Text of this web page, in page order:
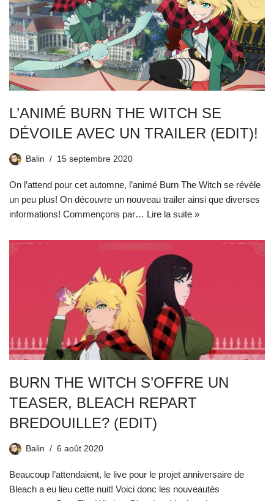
L’ANIMÉ BURN THE WITCH SE
DÉVOILE AVEC UN TRAILER (EDIT)!
Balin 15 septembre 2020
On l’attend pour cet automne, l’animé Burn The Witch se révèle
un peu plus! On découvre un nouveau trailer ainsi que diverses
informations! Commençons par… Lire la suite »
BURN THE WITCH S’OFFRE UN
TEASER, BLEACH REPART
BREDOUILLE? (EDIT)
Balin 6 août 2020
Beaucoup l’attendaient, le live pour le projet anniversaire de
Bleach a eu lieu cette nuit! Voici donc les nouveautés